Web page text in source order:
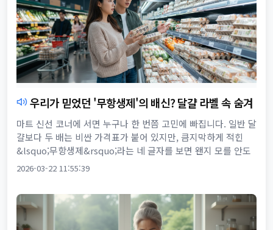
우리가 믿었던 '무항생제'의 배신? 달걀 라벨 속 숨겨
진 진실을 읽는 법
마트 신선 코너에 서면 누구나 한 번쯤 고민에 빠집니다. 일반 달
걀보다 두 배는 비싼 가격표가 붙어 있지만, 큼지막하게 적힌
&lsquo;무항생제&rsquo;라는 네 글자를 보면 왠지 모를 안도
감이 들기 때문입니다. 나와 내 가족이 먹을 것이기에, 우...
2026-03-22 11:55:39